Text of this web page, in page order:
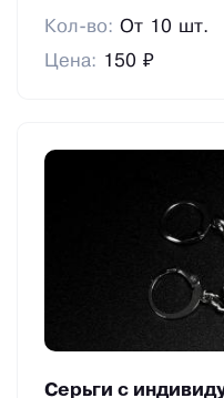
Кол-во:От 10 шт.
Цена: 150 ₽
Серьги с